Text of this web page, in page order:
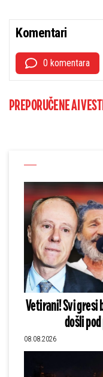
Komentari
0 komentara
PREPORUČENE AI
Vetirani! Svi gresi
došli
08.08.2026